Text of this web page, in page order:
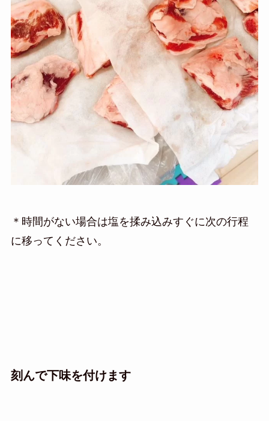
＊時間がない場合は塩を揉み込みすぐに次の行程
に移ってください。
刻んで下味を付けます